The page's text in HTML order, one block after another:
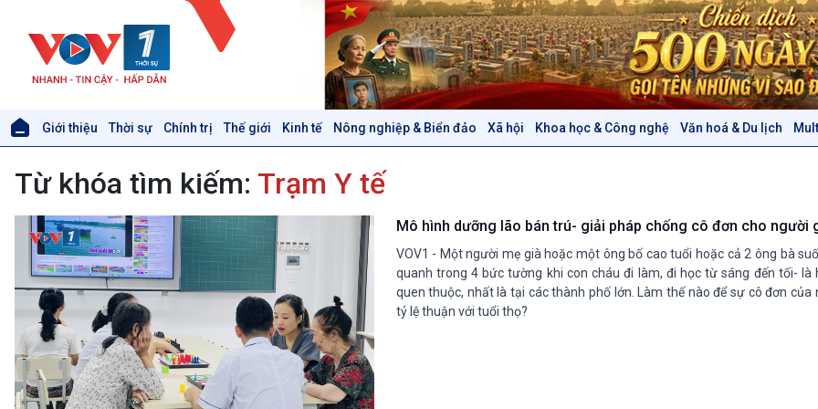
Giới thiệu Thời sự Chính trị Thế giới Kinh tế Nông nghiệp & Biển đảo Xã hội Khoa học & Công nghệ Văn hoá & Du lịch
Thời sự 6h
Thời sự 12h
Thời sự 18h
Thời sự 21h30
Bản tin
Chuyên mục
Theo dòng Thời sự
Quốc hội với cử tri
Xây dựng đảng
Đảng trong cuộc sống
Nhận diện sự thật
Pháp luật và đời sống
Hồ sơ sự kiện quốc tế
Thế giới & Việt Nam
Biên cương - Một dải vững
bền
Xã hội
Tin Đời sống & Xã hội
Khoa học & Công nghệ
Tin Khoa học & Công nghệ
Từ khóa tìm kiếm: Trạm Y tế
Mô hình dưỡng lão bán trú- giải pháp chống cô đơn cho người
VOV1 - Một người mẹ già hoặc một ông bố cao tuổi hoặc cả 2 ông bà
quanh trong 4 bức tường khi con cháu đi làm, đi học từ sáng đến tối- là
quen thuộc, nhất là tại các thành phố lớn. Làm thế nào để sự cô đơn của
tỷ lệ thuận với tuổi thọ?